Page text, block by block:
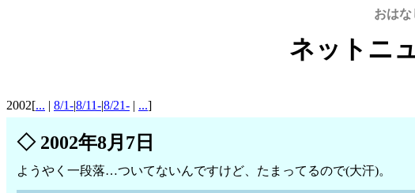
おはな
ネットニ
2002[... | 8/1-|8/11-|8/21- | ...]
◇2002年8月7日
ようやく一段落…ついてないんですけど、たまってるので(大汗)。